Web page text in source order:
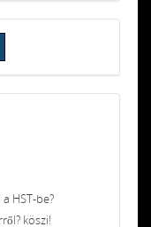
HST-be?
köszi!